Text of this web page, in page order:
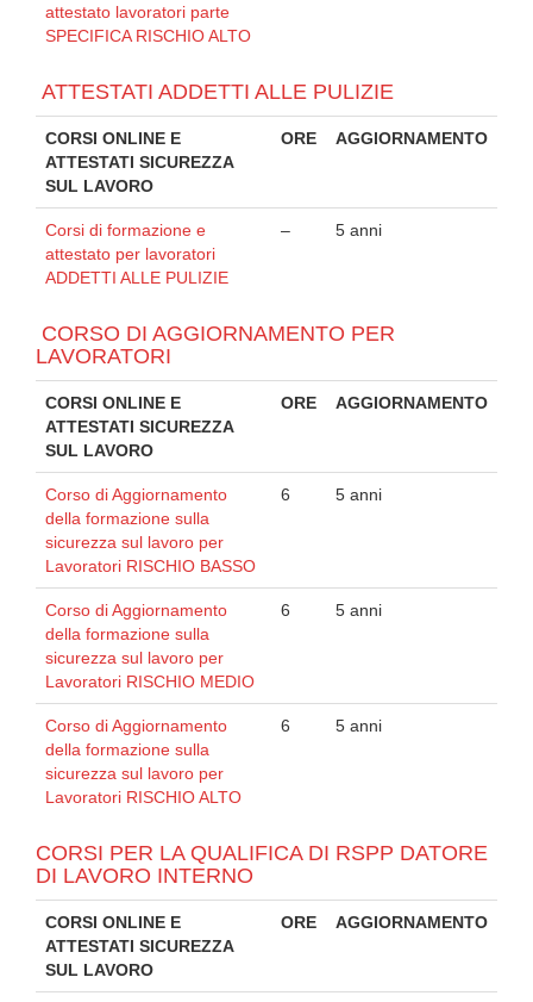
attestato lavoratori parte
SPECIFICA RISCHIO ALTO
ATTESTATI ADDETTI ALLE PULIZIE
CORSI ONLINE E
ATTESTATI SICUREZZA
SUL LAVORO
ORE AGGIORNAMENTO
Corsi di formazione e
attestato per lavoratori
ADDETTI ALLE PULIZIE
– 5 anni
CORSO DI AGGIORNAMENTO PER
LAVORATORI
CORSI ONLINE E
ATTESTATI SICUREZZA
SUL LAVORO
ORE AGGIORNAMENTO
Corso di Aggiornamento
della formazione sulla
sicurezza sul lavoro per
Lavoratori RISCHIO BASSO
6 5 anni
Corso di Aggiornamento
della formazione sulla
sicurezza sul lavoro per
Lavoratori RISCHIO MEDIO
6 5 anni
Corso di Aggiornamento
della formazione sulla
sicurezza sul lavoro per
Lavoratori RISCHIO ALTO
6 5 anni
CORSI PER LA QUALIFICA DI RSPP DATORE
DI LAVORO INTERNO
CORSI ONLINE E
ATTESTATI SICUREZZA
SUL LAVORO
ORE AGGIORNAMENTO